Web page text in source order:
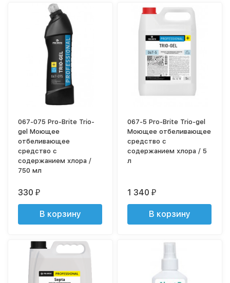
067-075 Pro-Brite Trio-
gel Моющее
отбеливающее
средство с
содержанием хлора /
750 мл
330₽
В корзину
067-5 Pro-Brite Trio-gel
Моющее отбеливающее
средство с
содержанием хлора / 5
л
1 340₽
В корзину